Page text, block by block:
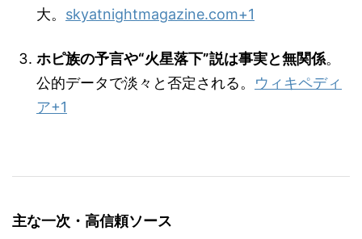
大。 skyatnightmagazine.com+1
ホピ族の予言や“火星落下”説は事実と無関係。
公的データで淡々と否定される。 ウィキペディ
ア+1
主な一次・高信頼ソース